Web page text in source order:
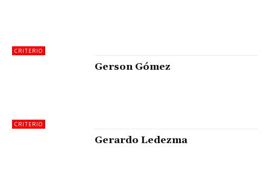
CRITERIO
CRITERIO
Gerson Gómez
Gerardo Ledezma